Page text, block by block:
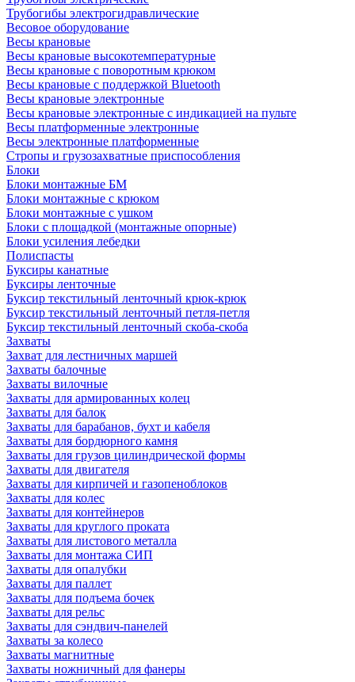
Трубогибы электрогидравлические
Весовое оборудование
Весы крановые
Весы крановые высокотемпературные
Весы крановые с поворотным крюком
Весы крановые с поддержкой Bluetooth
Весы крановые электронные
Весы крановые электронные с индикацией на пульте
Весы платформенные электронные
Весы электронные платформенные
Стропы и грузозахватные приспособления
Блоки
Блоки монтажные БМ
Блоки монтажные с крюком
Блоки монтажные с ушком
Блоки с площадкой (монтажные опорные)
Блоки усиления лебедки
Полиспасты
Буксиры канатные
Буксиры ленточные
Буксир текстильный ленточный крюк-крюк
Буксир текстильный ленточный петля-петля
Буксир текстильный ленточный скоба-скоба
Захваты
Захват для лестничных маршей
Захваты балочные
Захваты вилочные
Захваты для армированных колец
Захваты для балок
Захваты для барабанов, бухт и кабеля
Захваты для бордюрного камня
Захваты для грузов цилиндрической формы
Захваты для двигателя
Захваты для кирпичей и газопеноблоков
Захваты для колес
Захваты для контейнеров
Захваты для круглого проката
Захваты для листового металла
Захваты для монтажа СИП
Захваты для опалубки
Захваты для паллет
Захваты для подъема бочек
Захваты для рельс
Захваты для сэндвич-панелей
Захваты за колесо
Захваты магнитные
Захваты ножничный для фанеры